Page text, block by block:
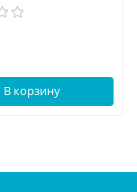
В корзину